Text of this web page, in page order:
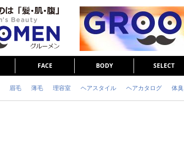
FACE BODY SELECT
眉毛 薄毛 理容室 ヘアスタイル ヘアカタログ 体臭